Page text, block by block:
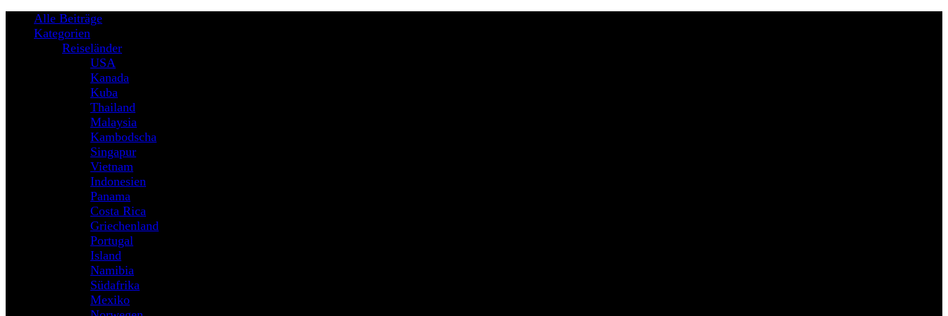
Alle Beiträge
Kategorien
Reiseländer
USA
Kanada
Kuba
Thailand
Malaysia
Kambodscha
Singapur
Vietnam
Indonesien
Panama
Costa Rica
Griechenland
Portugal
Island
Namibia
Südafrika
Mexiko